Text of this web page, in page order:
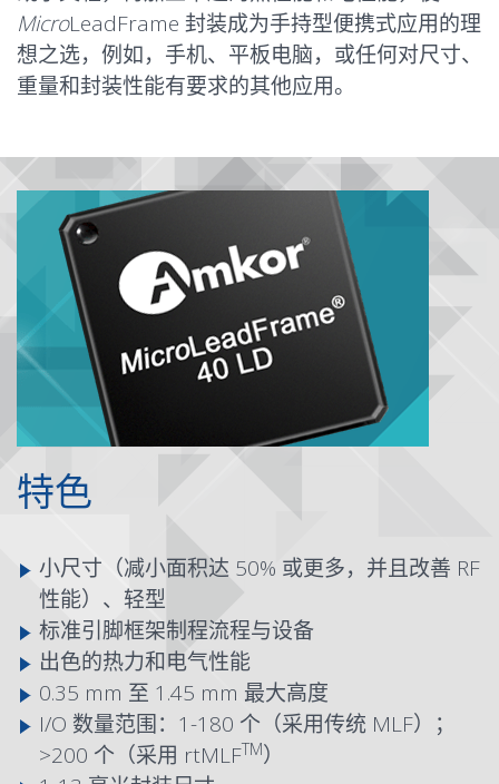
MicroLeadFrame 封装成为手持型便携式应用的理
想之选，例如，手机、平板电脑，或任何对尺寸、
重量和封装性能有要求的其他应用。
特色
小尺寸（减小面积达 50% 或更多，并且改善 RF
性能）、轻型
标准引脚框架制程流程与设备
出色的热力和电气性能
0.35 mm 至 1.45 mm 最大高度
I/O 数量范围：1-180 个（采用传统 MLF）；
>200 个（采用 rtMLFTM）